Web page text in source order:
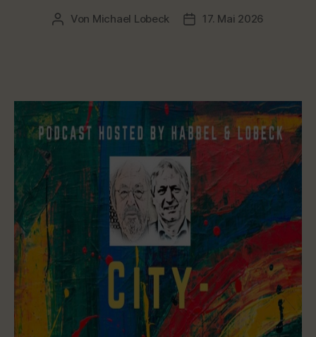
Beitragsautor
Von Michael Lobeck Veröffentlichungsdatum
17. Mai 2026